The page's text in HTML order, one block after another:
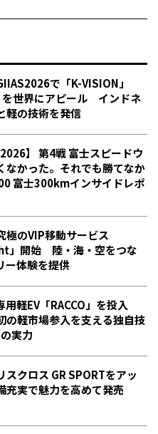
で「K-VISION」
を世界にアピール インドネ
軽の技術を発信
】 第4戦 富士スピードウ
かった。それでも勝てなか
富士300kmインサイドレポ
極のVIP移動サービス
」開始 陸・海・空をつな
ー体験を提供
用軽EV「RACCO」を投入
の軽市場参入を支える独自技
実力
スクロス GR SPORTをアッ
実で魅力を高めて発売